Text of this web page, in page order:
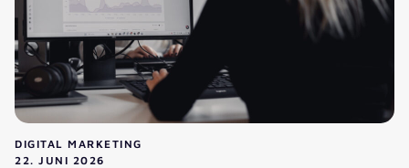
DIGITAL MARKETING
22. JUNI 2026